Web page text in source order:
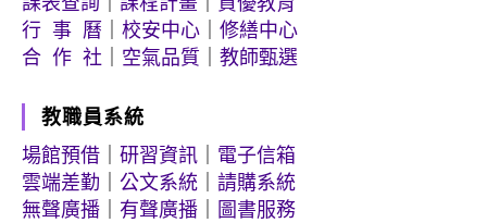
行 事 曆
校安中心
修繕中心
合 作 社
空氣品質 教師甄選
教職員系統
場館預借
研習資訊
電子信箱
雲端差勤
公文系統
請購系統
無聲廣播
有聲廣播 圖書服務